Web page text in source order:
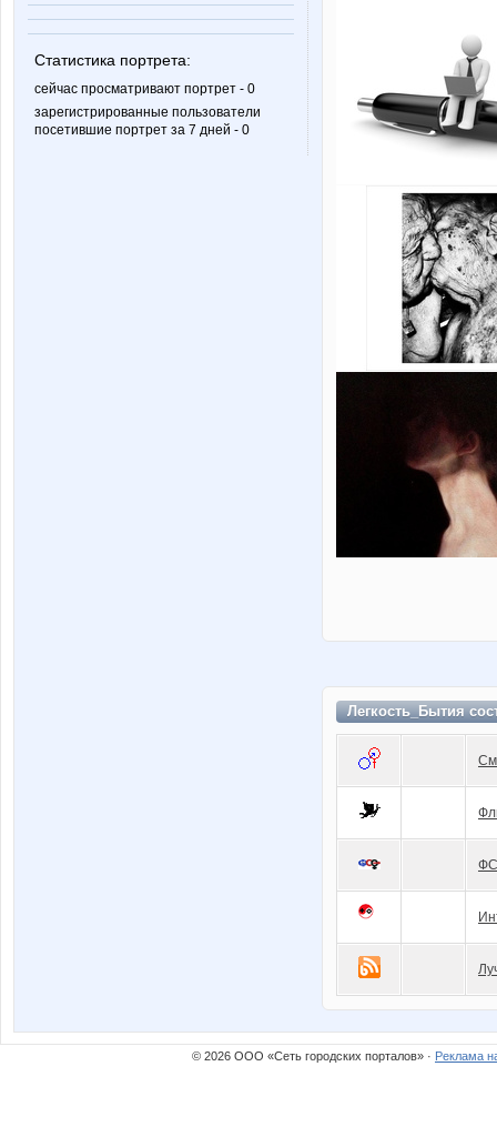
Статистика портрета:
сейчас просматривают портрет - 0
зарегистрированные пользователи
посетившие портрет за 7 дней - 0
Легкость_Бытия
© 2026 ООО «Сеть городских порталов» · Реклама